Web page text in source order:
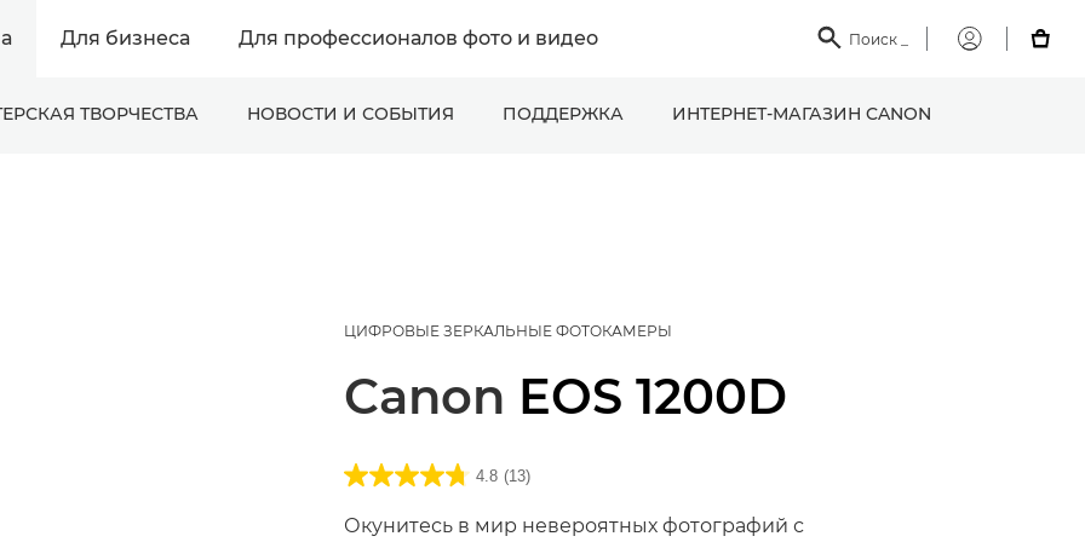
Для бизнеса Для профессионалов фото и видео  Поиск
Мой

ТВОРЧЕСТВА НОВОСТИ И СОБЫТИЯ ПОДДЕРЖКА ИНТЕРНЕТ-МАГАЗИН CANON
ЦИФРОВЫЕ ЗЕРКАЛЬНЫЕ ФОТОКАМЕРЫ
Canon EOS 1200D
4.8 (13)
Окунитесь в мир невероятных фотографий с